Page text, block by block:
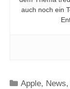
auch noch ein
Kategorien
Apple, News,